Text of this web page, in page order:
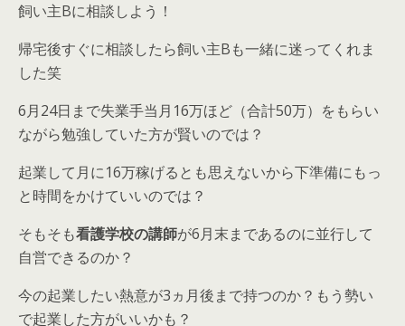
飼い主Bに相談しよう！
帰宅後すぐに相談したら飼い主Bも一緒に迷ってくれま
した笑
6月24日まで失業手当月16万ほど（合計50万）をもらい
ながら勉強していた方が賢いのでは？
起業して月に16万稼げるとも思えないから下準備にもっ
と時間をかけていいのでは？
そもそも看護学校の講師が6月末まであるのに並行して
自営できるのか？
今の起業したい熱意が3ヵ月後まで持つのか？もう勢い
で起業した方がいいかも？